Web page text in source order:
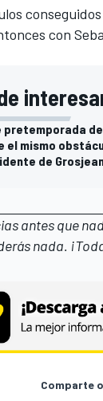
con
de
el mismo
de
antes que
nada.
Comparte